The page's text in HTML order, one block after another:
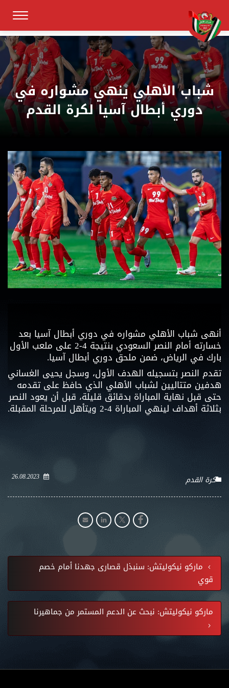
شباب الأهلي ينهي مشواره في
دوري أبطال آسيا لكرة القدم
أنهى شباب الأهلي مشواره في دوري أبطال آسيا بعد
خسارته أمام النصر السعودي بنتيجة 4-2 على ملعب الأول
بارك في الرياض، ضمن ملحق دوري أبطال آسيا.
تقدم النصر بتسجيله الهدف الأول، وسجل يحيى الغساني
هدفين متتاليين لشباب الأهلي الذي حافظ على تقدمه
حتى قبل نهاية المباراة بدقائق قليلة، قبل أن يعود النصر
بثلاثة أهداف لينهي المباراة 4-2 ويتأهل للمرحلة المقبلة.
26.08.2023 كرة القدم
ماركو نيكوليتش: سنبذل قصارى جهدنا أمام خصم
قوي
ماركو نيكوليتش: نبحث عن الدعم المستمر من جماهيرنا